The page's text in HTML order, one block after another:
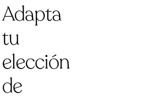
Adapta
tu
elección
de